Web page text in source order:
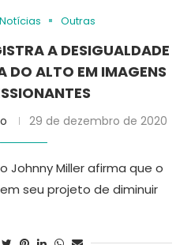
Notícias Outras
A DESIGUALDADE
DO ALTO EM IMAGENS
29 de dezembro de 2020
Johnny Miller afirma que o
seu projeto de diminuir